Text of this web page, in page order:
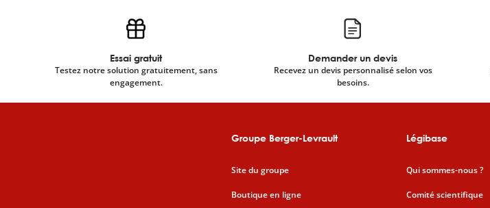
Essai gratuit
Testez notre solution gratuitement, sans
engagement.
Demander un devis
Recevez un devis personnalisé selon vos
besoins.
Groupe Berger-Levrault
Site du groupe
Boutique en ligne
Légibase
Qui sommes-nous ?
Comité scientifique